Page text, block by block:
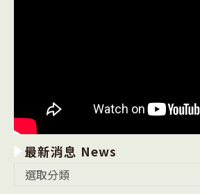
最新消息 News
選取分類